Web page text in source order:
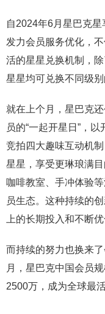
自2024年6月星巴克
发力会员服务优化，
活的星星兑换机制，
星星均可兑换不同级别
就在上个月，星巴克
员的“一起开星日”，
竞拍四大趣味互动机
星星，享受更琳琅满
咖啡教室、手冲体验
员生态。这种持续的
上的长期投入和不断
而持续的努力也换来
月，星巴克中国会员
2500万，成为全球最